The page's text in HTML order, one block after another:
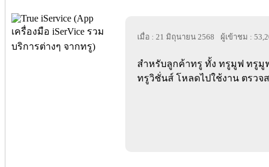
เมื่อ : 21 มิถุนายน 2568 ผู้เข้าชม :
สำหรับลูกค้าทรู ทั้ง ทรูมูฟ ทรูมู
ทรูวิชั่นส์ โหลดไปใช้งาน ตรวจ